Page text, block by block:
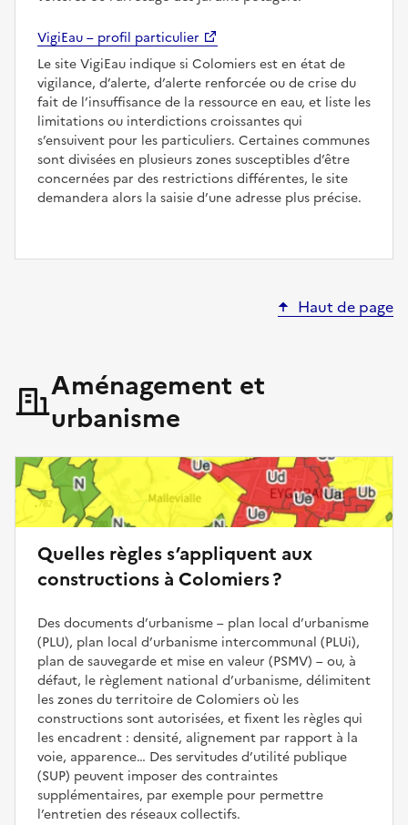
VigiEau – profil particulier
Le site VigiEau indique si Colomiers est en état de
vigilance, d’alerte, d’alerte renforcée ou de crise du
fait de l’insuffisance de la ressource en eau, et liste les
limitations ou interdictions croissantes qui
s’ensuivent pour les particuliers. Certaines communes
sont divisées en plusieurs zones susceptibles d’être
concernées par des restrictions différentes, le site
demandera alors la saisie d’une adresse plus précise.
Haut de page
Aménagement et
urbanisme
Quelles règles s’appliquent aux
constructions à Colomiers ?
Des documents d’urbanisme – plan local d’urbanisme
(PLU), plan local d’urbanisme intercommunal (PLUi),
plan de sauvegarde et mise en valeur (PSMV) – ou, à
défaut, le règlement national d’urbanisme, délimitent
les zones du territoire de Colomiers où les
constructions sont autorisées, et fixent les règles qui
les encadrent : densité, alignement par rapport à la
voie, apparence… Des servitudes d’utilité publique
(SUP) peuvent imposer des contraintes
supplémentaires, par exemple pour permettre
l’entretien des réseaux collectifs.